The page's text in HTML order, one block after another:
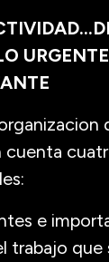
cuenta
e
trabajo que